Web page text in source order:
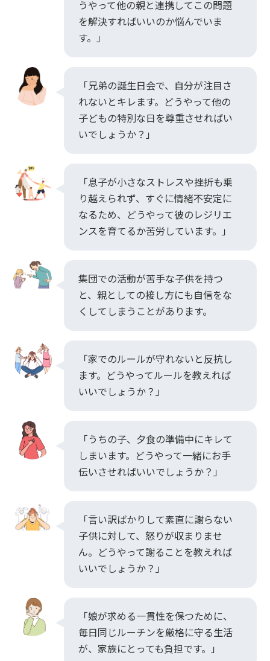
うやって他の親と連携してこの問題
を解決すればいいのか悩んでいま
す。」
「兄弟の誕生日会で、自分が注目さ
れないとキレます。どうやって他の
子どもの特別な日を尊重させればい
いでしょうか？」
「息子が小さなストレスや挫折も乗
り越えられず、すぐに情緒不安定に
なるため、どうやって彼のレジリエ
ンスを育てるか苦労しています。」
集団での活動が苦手な子供を持つ
と、親としての接し方にも自信をな
くしてしまうことがあります。
「家でのルールが守れないと反抗し
ます。どうやってルールを教えれば
いいでしょうか？」
「うちの子、夕食の準備中にキレて
しまいます。どうやって一緒にお手
伝いさせればいいでしょうか？」
「言い訳ばかりして素直に謝らない
子供に対して、怒りが収まりませ
ん。どうやって謝ることを教えれば
いいでしょうか？」
「娘が求める一貫性を保つために、
毎日同じルーチンを厳格に守る生活
が、家族にとっても負担です。」